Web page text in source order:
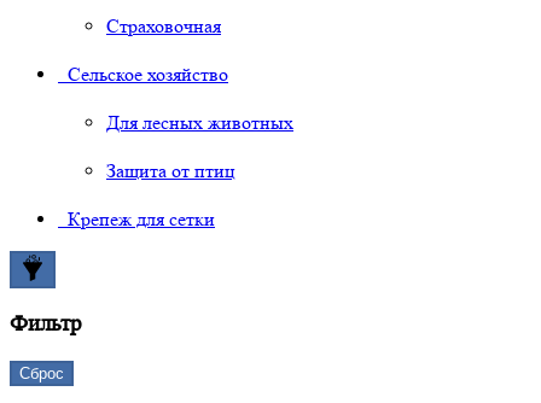
Страховочная
Сельское хозяйство
Для лесных животных
Защита от птиц
Крепеж для сетки
Фильтр
Сброс